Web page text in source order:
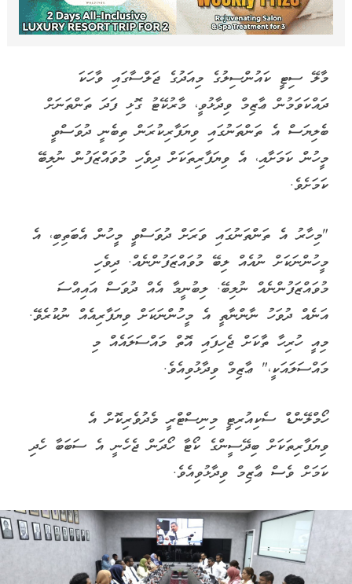
މާލޭ ސިޓީ ކައުންސިލުގެ މިއަދުގެ ޖަލްސާގައި ވާހަކަ
ދައްކަވަމުން ޢާޒިމް ވިދާޅުވީ، މާރުކޭޓު ގޮޅި ފަދަ ތަންތަނަށް
ބެލިޔަސް އެ ތަންތަނުގައި ވިޔަފާރިކުރަން ތިބެނީ ދުވަސްވީ
މީހުން ކަމަށާއި، އެ ވިޔަފާރިތަކަށް ދިވެހި މުވައްޒަފުން ނުލިބޭ
ކަމަށެވެ.
"މިހާރު އެ ތަންތަނުގައި ވަރަށް ދުވަސްވީ މީހުން އެބަތިބި، އެ
މީހުންނަކަށް ނުއެއް ލިބޭ މުވައްޒަފުންނެއް. ދިވެހި
މުވައްޒަފުންނެއް ނުލިބޭ. ލިބުނީމާ އެއް ދުވަސް އައިއްސަ
އަނެއް ދުވަހު ނާންނާތީ އެ މީހުންނަކަށް ވިޔަފާރިއެއް ނުކުރެވޭ.
މިއީ ހުރިހާ ތާކަށް ޖެހިފައި އޮތް މައްސަލައެއް މި
މައްސަލައަކީ،" ޢާޒިމް ވިދާޅުވިއެވެ.
ހޯމްލޭންޑް ސެކިއުރިޓީ މިނިސްޓްރީ މެދުވެރިކޮށް އެ
ވިޔަފާރިތަކަށް ބިދޭސީންގެ ކޯޓާ ހޯދަން ޖެހެނީ އެ ސަބަބާ ހެދި
ކަމަށް ވެސް ޢާޒިމް ވިދާޅުވިއެވެ.